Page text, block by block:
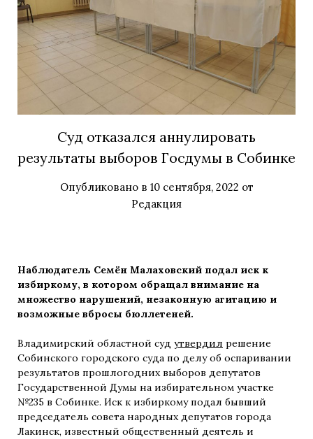
Суд отказался аннулировать
результаты выборов Госдумы в Собинке
Опубликовано в 10 сентября, 2022 от
Редакция
Наблюдатель Семён Малаховский подал иск к
избиркому, в котором обращал внимание на
множество нарушений, незаконную агитацию и
возможные вбросы бюллетеней.
Владимирский областной суд утвердил решение
Собинского городского суда по делу об оспаривании
результатов прошлогодних выборов депутатов
Государственной Думы на избирательном участке
№235 в Собинке. Иск к избиркому подал бывший
председатель совета народных депутатов города
Лакинск, известный общественный деятель и